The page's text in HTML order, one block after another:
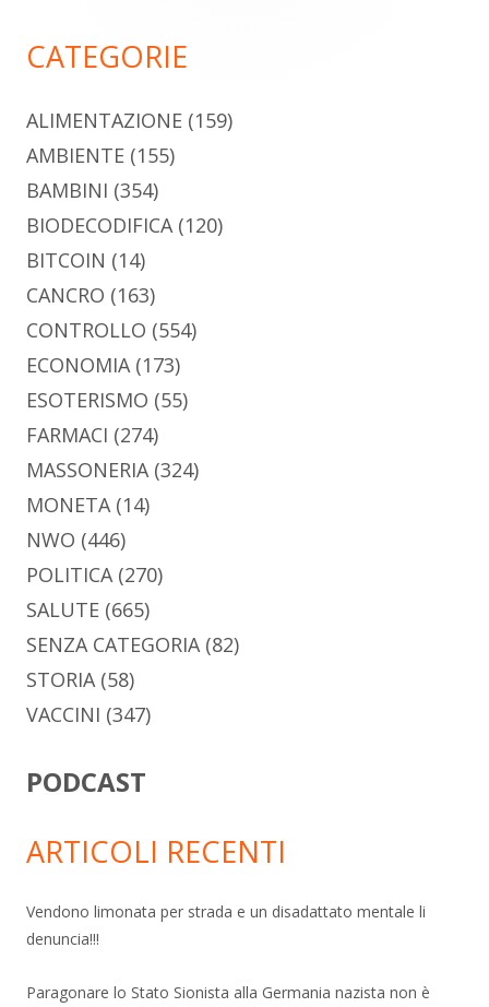
CATEGORIE
ALIMENTAZIONE (159)
AMBIENTE (155)
BAMBINI (354)
BIODECODIFICA (120)
BITCOIN (14)
CANCRO (163)
CONTROLLO (554)
ECONOMIA (173)
ESOTERISMO (55)
FARMACI (274)
MASSONERIA (324)
MONETA (14)
NWO (446)
POLITICA (270)
SALUTE (665)
SENZA CATEGORIA (82)
STORIA (58)
VACCINI (347)
PODCAST
ARTICOLI RECENTI
Vendono limonata per strada e un disadattato mentale li
denuncia!!!
Paragonare lo Stato Sionista alla Germania nazista non è